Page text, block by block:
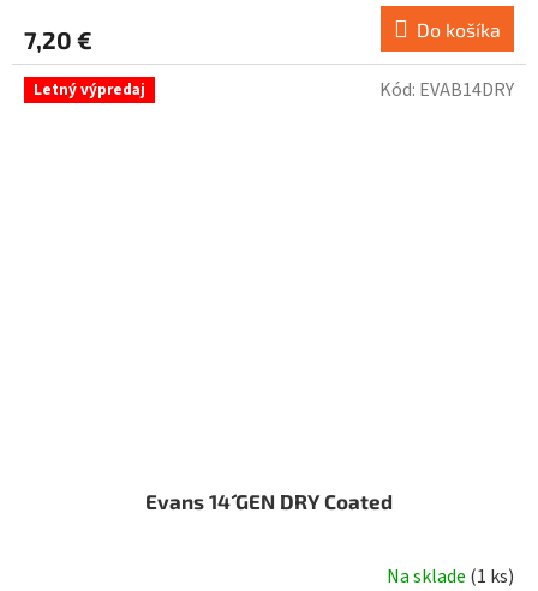
7,20 € Do košíka
Letný výpredaj
Evans 14´´ GEN DRY Coated
Na sklade (1 ks)
Kód: EVAB14DRY